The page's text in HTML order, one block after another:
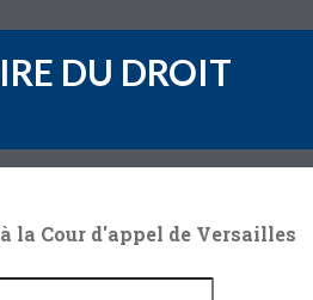
DU DROIT
la Cour d'appel de Versailles